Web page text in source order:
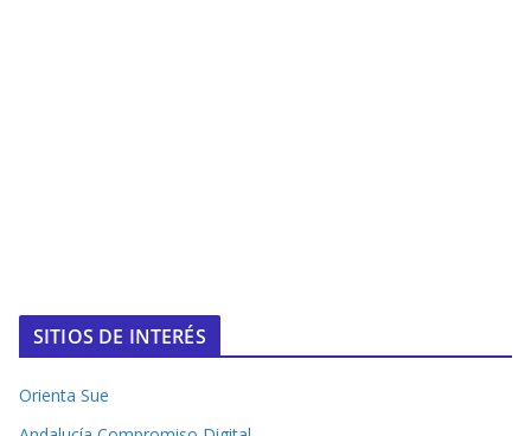
SITIOS DE INTERÉS
Orienta Sue